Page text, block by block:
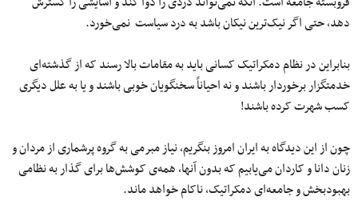
دهد، حتی اگر نیک‌ترین نیکان باشد به درد سیاست نمی‌خورد.
بنابراین در نظام دمکراتیک کسانی باید به مقامات بالا رسند که از گذشته‌ای
خدمتگزار برخوردار باشند و نه احیاناً سخنگویان خوبی باشند و یا به علل دیگری
کسب شهرت کرده باشند!
چون از این دیدگاه به ایران امروز بنگریم، نیاز مبرمی‌ به گروه پرشماری از مردان و
زنان دانا و کاردان می‌یابیم که بدون آنها، همه‌ی کوشش‌ها برای گذار به نظامی
بهبودبخش و جامعه‌ای دمکراتیک، ناکام خواهد ماند.